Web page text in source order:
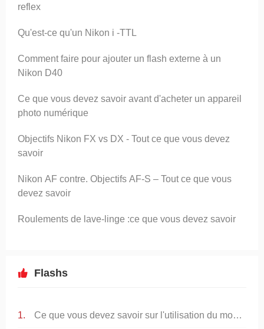
reflex
Qu'est-ce qu'un Nikon i -TTL
Comment faire pour ajouter un flash externe à un
Nikon D40
Ce que vous devez savoir avant d'acheter un appareil
photo numérique
Objectifs Nikon FX vs DX - Tout ce que vous devez
savoir
Nikon AF contre. Objectifs AF-S – Tout ce que vous
devez savoir
Roulements de lave-linge :ce que vous devez savoir
Flashs
Ce que vous devez savoir sur l'utilisation du mode manuel sur votre flash externe